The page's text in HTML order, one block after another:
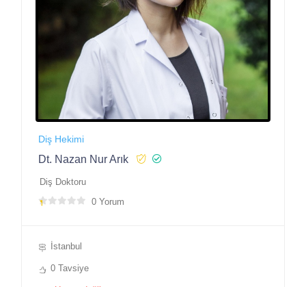
Diş Hekimi
Dt. Nazan Nur Arık
Diş Doktoru
0 Yorum
İstanbul
0 Tavsiye